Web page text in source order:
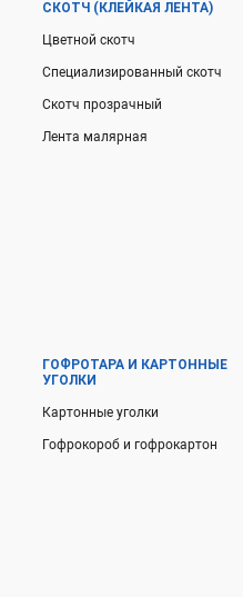
СКОТЧ (КЛЕЙКАЯ ЛЕНТА)
Цветной скотч
Специализированный скотч
Скотч прозрачный
Лента малярная
ГОФРОТАРА И КАРТОННЫЕ
УГОЛКИ
Картонные уголки
Гофрокороб и гофрокартон